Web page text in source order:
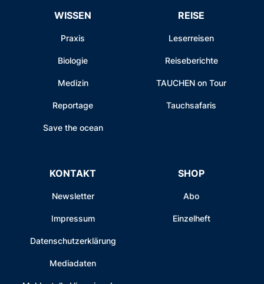
WISSEN
Praxis
Biologie
Medizin
Reportage
Save the ocean
REISE
Leserreisen
Reiseberichte
TAUCHEN on Tour
Tauchsafaris
KONTAKT
Newsletter
Impressum
Datenschutzerklärung
Mediadaten
SHOP
Abo
Einzelheft